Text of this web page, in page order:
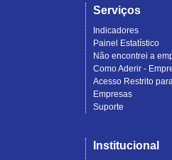
Serviços
Indicadores
Painel Estatístico
Não encontrei a
Como Aderir -
Acesso Restrito
Empresas
Suporte
Institucional